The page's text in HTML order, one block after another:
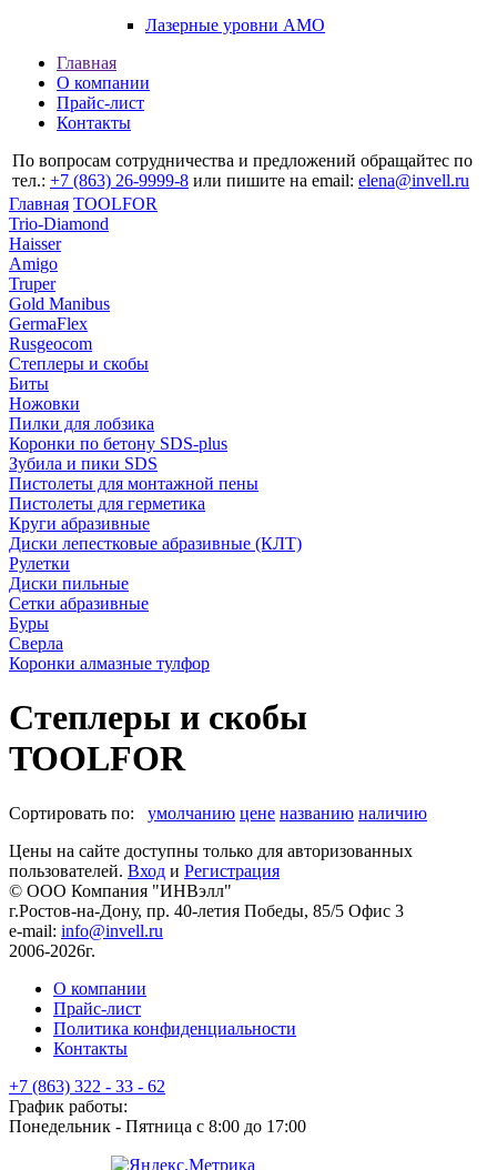
Лазерные уровни AMO
Главная
О компании
Прайс-лист
Контакты
По вопросам сотрудничества и предложений обращайтес по
тел.: +7 (863) 26‐9999‐8 или пишите на email: elena@invell.ru
Главная TOOLFOR
Trio-Diamond
Haisser
Amigo
Truper
Gold Manibus
GermaFlex
Rusgeocom
Степлеры и скобы
Биты
Ножовки
Пилки для лобзика
Коронки по бетону SDS-plus
Зубила и пики SDS
Пистолеты для монтажной пены
Пистолеты для герметика
Круги абразивные
Диски лепестковые абразивные (КЛТ)
Рулетки
Диски пильные
Сетки абразивные
Буры
Сверла
Коронки алмазные тулфор
Степлеры и скобы
TOOLFOR
Сортировать по: умолчанию цене названию наличию
Цены на сайте доступны только для авторизованных
пользователей. Вход и Регистрация
© ООО Компания "ИНВэлл"
г.Ростов-на-Дону, пр. 40-летия Победы, 85/5 Офис 3
e-mail: info@invell.ru
2006-2026г.
О компании
Прайс-лист
Политика конфиденциальности
Контакты
+7 (863) 322 - 33 - 62
График работы:
Понедельник - Пятница с 8:00 до 17:00